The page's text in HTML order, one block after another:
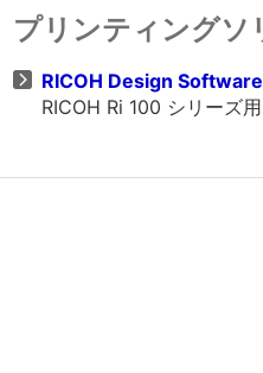
プリンティングソ
RICOH Design
RICOH Ri 100 シリーズ